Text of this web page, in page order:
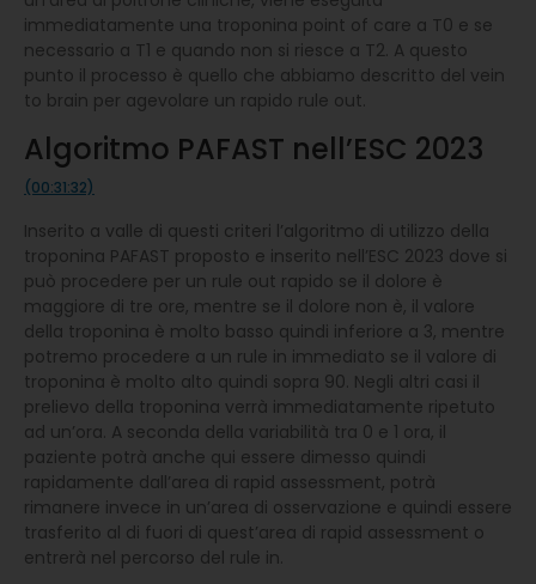
immediatamente una troponina point of care a T0 e se
necessario a T1 e quando non si riesce a T2. A questo
punto il processo è quello che abbiamo descritto del vein
to brain per agevolare un rapido rule out.
Algoritmo PAFAST nell’ESC 2023
(00:31:32)
Inserito a valle di questi criteri l’algoritmo di utilizzo della
troponina PAFAST proposto e inserito nell’ESC 2023 dove si
può procedere per un rule out rapido se il dolore è
maggiore di tre ore, mentre se il dolore non è, il valore
della troponina è molto basso quindi inferiore a 3, mentre
potremo procedere a un rule in immediato se il valore di
troponina è molto alto quindi sopra 90. Negli altri casi il
prelievo della troponina verrà immediatamente ripetuto
ad un’ora. A seconda della variabilità tra 0 e 1 ora, il
paziente potrà anche qui essere dimesso quindi
rapidamente dall’area di rapid assessment, potrà
rimanere invece in un’area di osservazione e quindi essere
trasferito al di fuori di quest’area di rapid assessment o
entrerà nel percorso del rule in.